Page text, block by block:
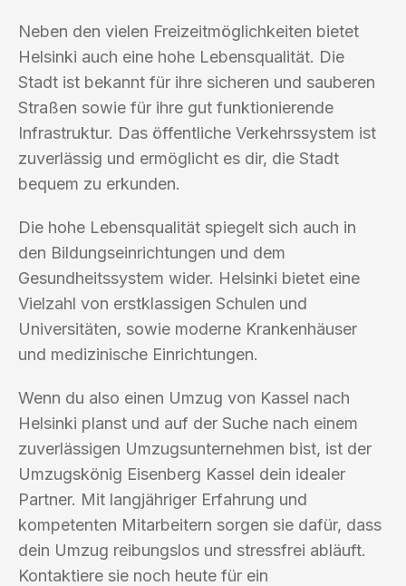
Neben den vielen Freizeitmöglichkeiten bietet
Helsinki auch eine hohe Lebensqualität. Die
Stadt ist bekannt für ihre sicheren und sauberen
Straßen sowie für ihre gut funktionierende
Infrastruktur. Das öffentliche Verkehrssystem ist
zuverlässig und ermöglicht es dir, die Stadt
bequem zu erkunden.
Die hohe Lebensqualität spiegelt sich auch in
den Bildungseinrichtungen und dem
Gesundheitssystem wider. Helsinki bietet eine
Vielzahl von erstklassigen Schulen und
Universitäten, sowie moderne Krankenhäuser
und medizinische Einrichtungen.
Wenn du also einen Umzug von Kassel nach
Helsinki planst und auf der Suche nach einem
zuverlässigen Umzugsunternehmen bist, ist der
Umzugskönig Eisenberg Kassel dein idealer
Partner. Mit langjähriger Erfahrung und
kompetenten Mitarbeitern sorgen sie dafür, dass
dein Umzug reibungslos und stressfrei abläuft.
Kontaktiere sie noch heute für ein